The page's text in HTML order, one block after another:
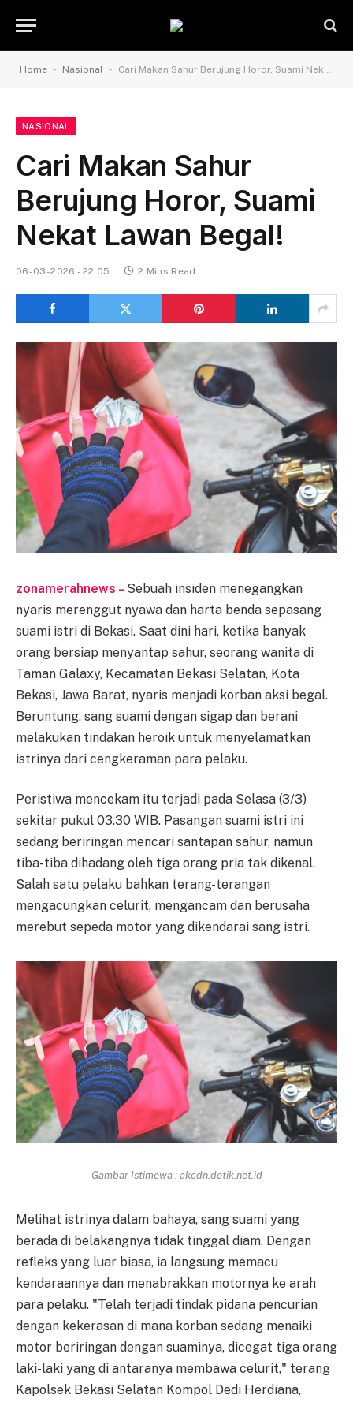
Home - Nasional - Cari Makan Sahur Berujung Horor, Suami Nekat Lawan Begal!
NASIONAL
Cari Makan Sahur
Berujung Horor, Suami
Nekat Lawan Begal!
06-03-2026 - 22.05 2 Mins Read
zonamerahnews – Sebuah insiden menegangkan
nyaris merenggut nyawa dan harta benda sepasang
suami istri di Bekasi. Saat dini hari, ketika banyak
orang bersiap menyantap sahur, seorang wanita di
Taman Galaxy, Kecamatan Bekasi Selatan, Kota
Bekasi, Jawa Barat, nyaris menjadi korban aksi begal.
Beruntung, sang suami dengan sigap dan berani
melakukan tindakan heroik untuk menyelamatkan
istrinya dari cengkeraman para pelaku.
Peristiwa mencekam itu terjadi pada Selasa (3/3)
sekitar pukul 03.30 WIB. Pasangan suami istri ini
sedang beriringan mencari santapan sahur, namun
tiba-tiba dihadang oleh tiga orang pria tak dikenal.
Salah satu pelaku bahkan terang-terangan
mengacungkan celurit, mengancam dan berusaha
merebut sepeda motor yang dikendarai sang istri.
Gambar Istimewa : akcdn.detik.net.id
Melihat istrinya dalam bahaya, sang suami yang
berada di belakangnya tidak tinggal diam. Dengan
refleks yang luar biasa, ia langsung memacu
kendaraannya dan menabrakkan motornya ke arah
para pelaku. "Telah terjadi tindak pidana pencurian
dengan kekerasan di mana korban sedang menaiki
motor beriringan dengan suaminya, dicegat tiga orang
laki-laki yang di antaranya membawa celurit," terang
Kapolsek Bekasi Selatan Kompol Dedi Herdiana,